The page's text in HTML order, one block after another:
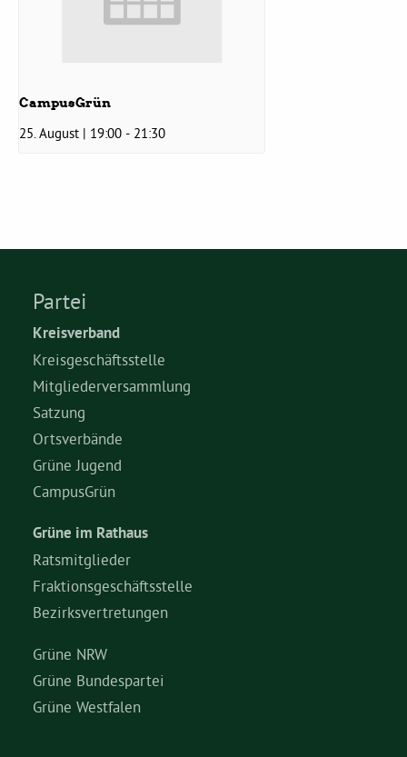
CampusGrün
Kontakt
CampusGrün
25. August | 19:00 - 21:30
Partei
Kreisverband
Kreisgeschäftsstelle
Mitgliederversammlung
Satzung
Ortsverbände
Grüne Jugend
CampusGrün
Grüne im Rathaus
Ratsmitglieder
Fraktionsgeschäftsstelle
Bezirksvertretungen
Grüne NRW
Grüne Bundespartei
Grüne Westfalen